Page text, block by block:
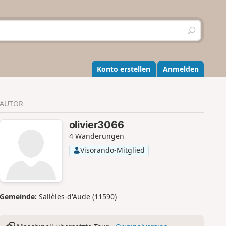
S
u
h
e
n
Konto erstellen Anmelden
AUTOR
olivier3066
4 Wanderungen
Visorando-Mitglied
Gemeinde: Sallèles-d'Aude (11590)